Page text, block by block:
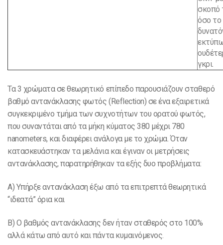
σκοπό
όσο το
γκρι.
Τα 3 χρώματα σε θεωρητικό επίπεδο παρουσιάζουν σταθερό
βαθμό αντανάκλασης φωτός (Reflection) σε ένα εξαιρετικά
συγκεκριμένο τμήμα των συχνοτήτων του ορατού φωτός,
που συναντάται από τα μήκη κύματος 380 μέχρι 780
nanometers, και διαφέρει ανάλογα με το χρώμα. Όταν
κατασκευάστηκαν τα μελάνια και έγιναν οι μετρήσεις
αντανάκλασης, παρατηρήθηκαν τα εξής δυο προβλήματα:
Α) Υπήρξε αντανάκλαση έξω από τα επιτρεπτά θεωρητικά
“ιδεατά” όρια και
Β) Ο βαθμός αντανάκλασης δεν ήταν σταθερός στο 100%
αλλά κάτω από αυτό και πάντα κυμαινόμενος.